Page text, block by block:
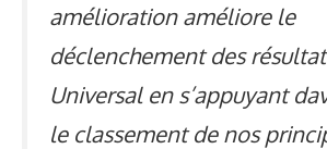
amélioration améliore le
déclenchement des
Universal en s’appuyant
le classement de nos